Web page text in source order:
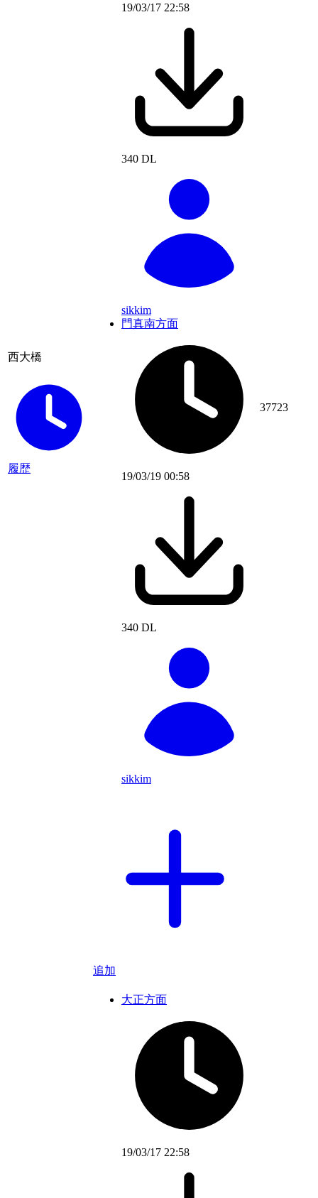
西大橋
履歴
19/03/17 22:58
340 DL
sikkim
門真南方面
19/03/19 00:58
340 DL
sikkim
追加
37723
大正方面
19/03/17 22:58